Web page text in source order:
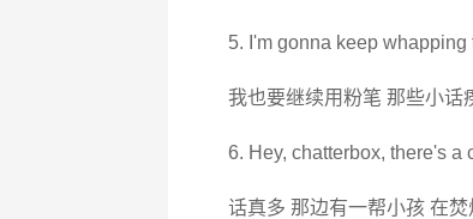
5. I'm gonna keep
我也要继续用粉笔 那些小话
6. Hey, chatterbox, there's a
话真多 那边有一帮小孩 在焚